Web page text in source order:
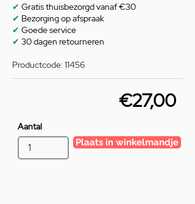
✔ Gratis thuisbezorgd vanaf €30
✔ Bezorging op afspraak
✔ Goede service
✔ 30 dagen retourneren
Productcode: 11456
€27,00
Aantal
Plaats in winkelmandje